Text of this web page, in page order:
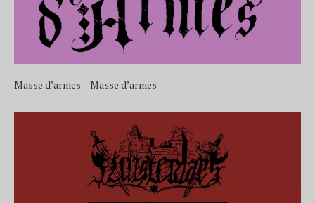
Masse d’armes – Masse d’armes